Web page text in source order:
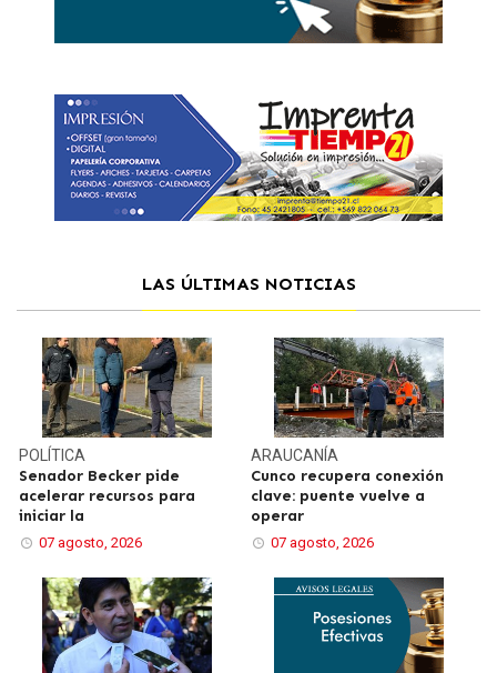
LAS ÚLTIMAS NOTICIAS
POLÍTICA
Senador Becker pide
acelerar recursos para
iniciar la
07 agosto, 2026
ARAUCANÍA
Cunco recupera conexión
clave: puente vuelve a
operar
07 agosto, 2026